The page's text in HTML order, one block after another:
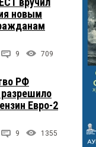
новым
9 709
РФ
Евро-2
9 1355